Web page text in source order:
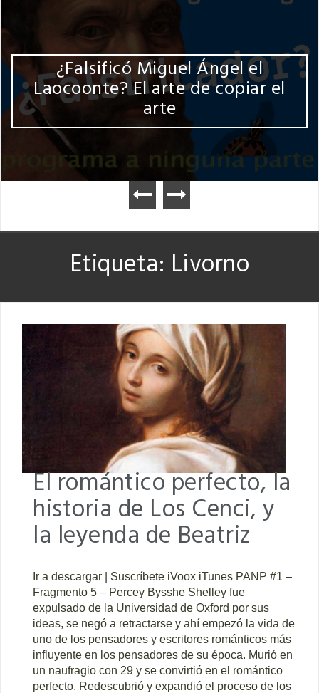
¿Falsificó Miguel Ángel el
Laocoonte? El arte de copiar el
arte
Etiqueta: Livorno
El romántico perfecto, la
historia de Los Cenci, y
la leyenda de Beatriz
Ir a descargar | Suscríbete iVoox iTunes PANP #1 –
Fragmento 5 – Percey Bysshe Shelley fue
expulsado de la Universidad de Oxford por sus
ideas, se negó a retractarse y ahí empezó la vida de
uno de los pensadores y escritores románticos más
influyente en los pensadores de su época. Murió en
un naufragio con 29 y se convirtió en el romántico
perfecto. Redescubrió y expandió el proceso de los